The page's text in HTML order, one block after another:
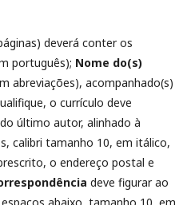
deverá conter os
português); Nome do(s)
abreviações), acompanhado(s)
o currículo deve
último autor, alinhado à
calibri tamanho 10, em itálico,
o endereço postal e
deve figurar ao